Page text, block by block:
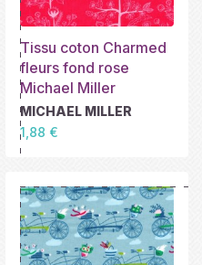
Tissu coton Charmed
fleurs fond rose
Michael Miller
MICHAEL MILLER
Prix
1,88 €